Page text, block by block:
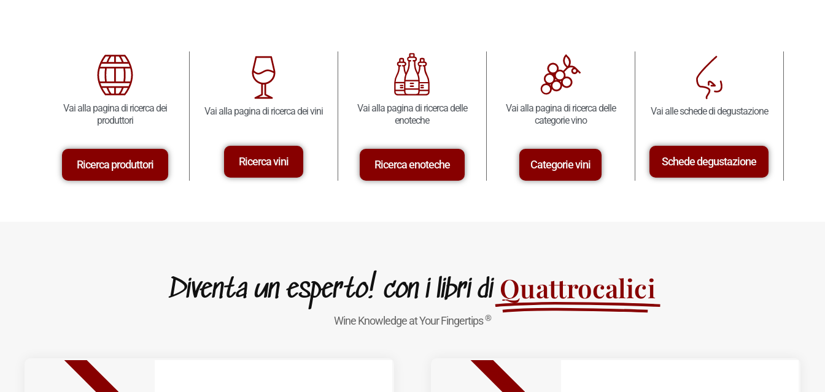
Vai alla pagina di ricerca dei
produttori
Ricerca produttori
Vai alla pagina di ricerca dei vini
Ricerca vini
Vai alla pagina di ricerca delle
enoteche
Ricerca enoteche
Vai alla pagina di ricerca delle
categorie vino
Categorie vini
Vai alle schede di degustazione
Schede degustazione
Diventa un esperto! con i libri di Quattrocalici
Wine Knowledge at Your Fingertips®
NUOVA USCITA BEST SELLER